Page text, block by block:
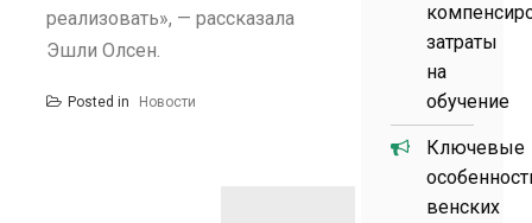
реализовать», — рассказала
Эшли Олсен.
Posted in Новости
затраты
на
обучение
Ключевые
венских